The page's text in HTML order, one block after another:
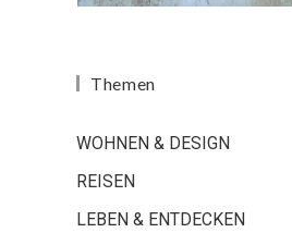
Themen
WOHNEN & DESIGN
REISEN
LEBEN & ENTDECKEN